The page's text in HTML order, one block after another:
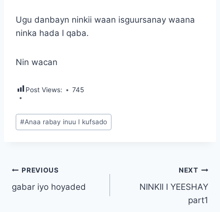
Ugu danbayn ninkii waan isguursanay waana
ninka hada I qaba.
Nin wacan
Post Views: 745
Post
Tags:
#Anaa rabay inuu I kufsado
Post
navigation
PREVIOUS
gabar iyo hoyaded
NEXT
NINKII I YEESHAY
part1